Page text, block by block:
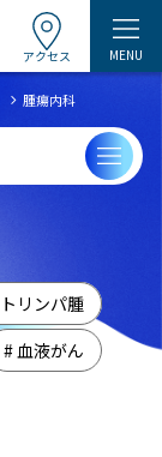
アクセス MENU
chevron_right 腫瘍内科
リンパ腫
# 血液がん